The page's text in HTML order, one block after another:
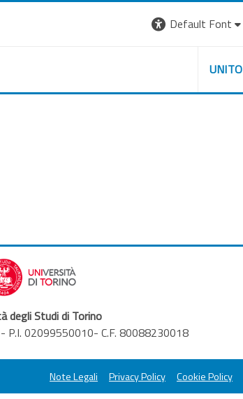
Default Font
UNITO
degli Studi di Torino
P.I. 02099550010- C.F. 80088230018
Note Legali Privacy Policy Cookie Policy